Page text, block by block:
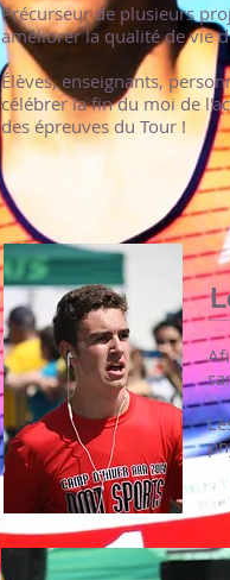
Précurseur de plusieurs
améliorer la qualité de vie
Élèves, enseignants,
célébrer la fin du moi de
des épreuves du Tour !